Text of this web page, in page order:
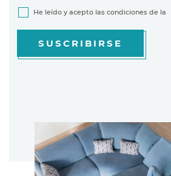
He leído y acepto las condiciones de la
SUSCRIBIRSE